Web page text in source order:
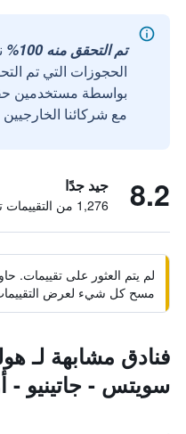
تم التحقق منه 100%
الحجوزات التي تم
مع شركائنا الخارجيين
8.2 جيد جدًا
1,276 من التقييمات تم التحقق منها
لم يتم العثور على تقييمات.
مسح كل شيء لعرض
فنادق مشابهة لـ
سويتس - جاتينيو -